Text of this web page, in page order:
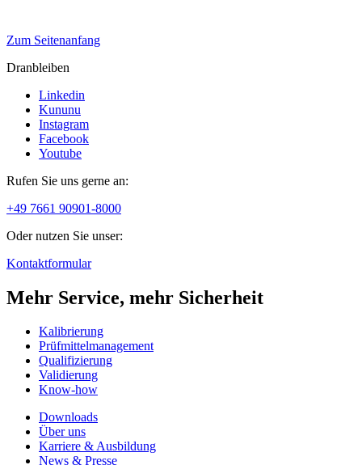
Zum Seitenanfang
Dranbleiben
Linkedin
Kununu
Instagram
Facebook
Youtube
Rufen Sie uns gerne an:
+49 7661 90901-8000
Oder nutzen Sie unser:
Kontaktformular
Mehr Service, mehr Sicherheit
Kalibrierung
Prüfmittelmanagement
Qualifizierung
Validierung
Know-how
Downloads
Über uns
Karriere & Ausbildung
News & Presse